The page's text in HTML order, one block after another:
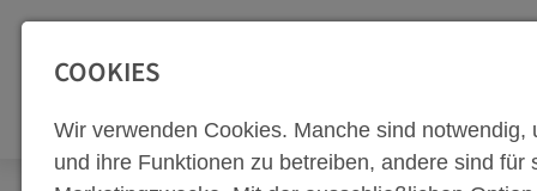
Zur Top Navigation springen [Alt+1]Zur Hauptnavigation
COOKIES
Wir verwenden Cookies. Manche sind notwendig,
und ihre Funktionen zu betreiben, andere sind für